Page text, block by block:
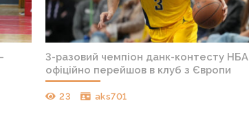
3-разовий чемпіон данк-контесту НБА
офіційно перейшов в клуб з Європи
23 aks701